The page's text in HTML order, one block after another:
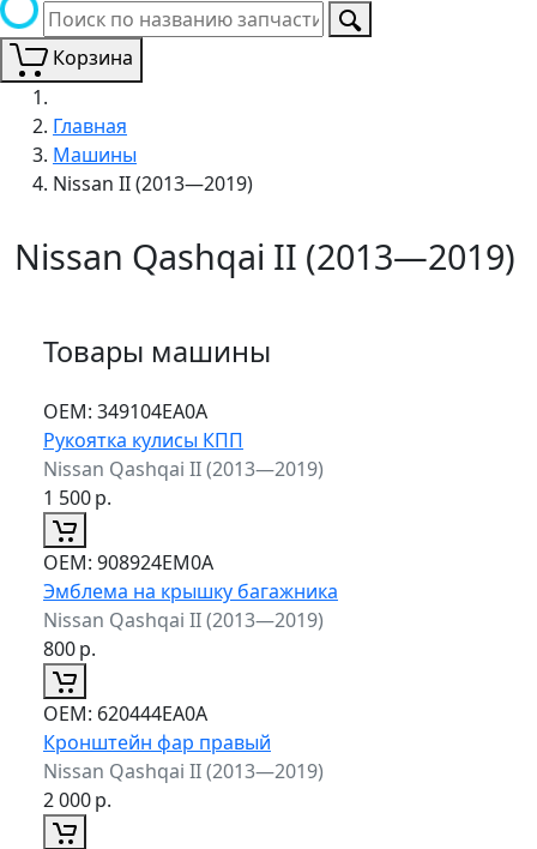
Корзина
Главная
Машины
Nissan II (2013—2019)
Nissan Qashqai II (2013—2019)
Товары машины
ОЕМ: 349104EA0A
Рукоятка кулисы КПП
Nissan Qashqai II (2013—2019)
1 500р.
ОЕМ: 908924EM0A
Эмблема на крышку багажника
Nissan Qashqai II (2013—2019)
800р.
ОЕМ: 620444EA0A
Кронштейн фар правый
Nissan Qashqai II (2013—2019)
2 000р.